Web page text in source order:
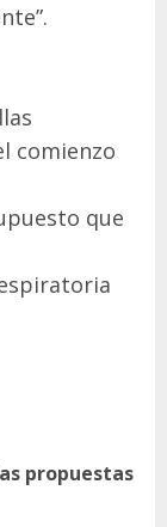
comienzo
que
propuestas